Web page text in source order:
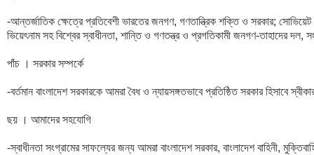
-আন্তর্জাতিক ক্ষেত্রে প্রতিবেশী ভারতের জনগণ, গণতান্ত্রিক শক্তি ও সরকার; সোভিয়েট
ভিয়েৎনাম সহ বিশ্বের স্বাধীনতা, শান্তি ও গণতন্ত্র ও প্রগতিকামী জনগণ-তাহাদের দল,
পাঁচ । সরকার সম্পর্কে
-বর্তমান বাংলাদেশ সরকারকে আমরা বৈধ ও ন্যায়সঙ্গতভাবে প্রতিষ্ঠিত সরকার হিসাবে
ছয় । আমাদের সহযোগি
-স্বাধীনতা সংগ্রামের সাফল্যের জন্য আমরা বাংলাদেশ সরকার, বাংলাদেশ বাহিনী,